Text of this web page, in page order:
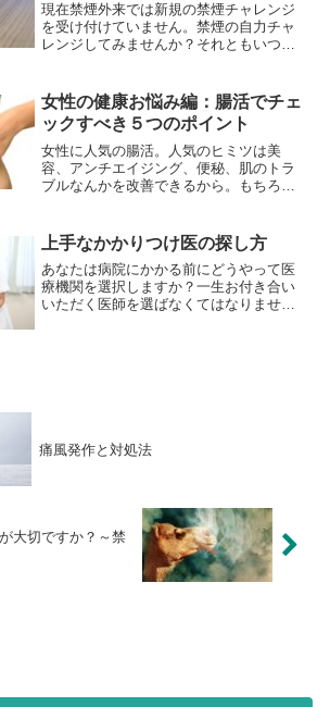
現在禁煙外来では新規の禁煙チャレンジ
を受け付けていません。禁煙の自力チャ
レンジしてみませんか？それともいつま
女性の健康お悩み編：腸活でチェ
ックすべき５つのポイント
女性に人気の腸活。人気のヒミツは美
容、アンチエイジング、便秘、肌のトラ
ブルなんかを改善できるから。もちろん
これにより健康寿命や10年後の若さ、同
年代との老け方は大きく変わってくる⁈
上手なかかりつけ医の探し方
あなたは病院にかかる前にどうやって医
療機関を選択しますか？一生お付き合い
いただく医師を選ばなくてはなりませ
痛風発作と対処法
大切ですか？～禁